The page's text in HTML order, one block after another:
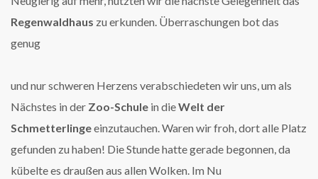
Regenwaldhaus zu erkunden. Überraschungen bot das
genug
und nur schweren Herzens verabschiedeten wir uns, um als
Nächstes in der Zoo-Schule in dieWelt der
Schmetterlingeeinzutauchen. Waren wir froh, dort alle Platz
gefunden zu haben! Die Stunde hatte gerade begonnen, da
kübelte es draußen aus allen Wolken. Im Nu